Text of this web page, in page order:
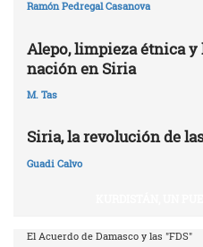
Ramón Pedregal Casanova
Alepo, limpieza étnica
nación en Siria
M. Tas
Siria, la revolución de
Guadi Calvo
El Acuerdo de Damasco y las "FDS"